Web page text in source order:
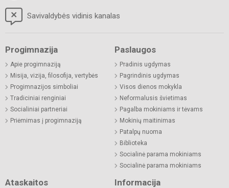
Savivaldybės vidinis kanalas
Progimnazija
Apie progimnaziją
Misija, vizija, filosofija, vertybės
Progimnazijos simboliai
Tradiciniai renginiai
Socialiniai partneriai
Priėmimas į progimnaziją
Paslaugos
Pradinis ugdymas
Pagrindinis ugdymas
Visos dienos mokykla
Neformalusis švietimas
Pagalba mokiniams ir tėvams
Mokinių maitinimas
Patalpų nuoma
Biblioteka
Socialinė parama mokiniams
Socialinė parama mokiniams
Ataskaitos Informacija